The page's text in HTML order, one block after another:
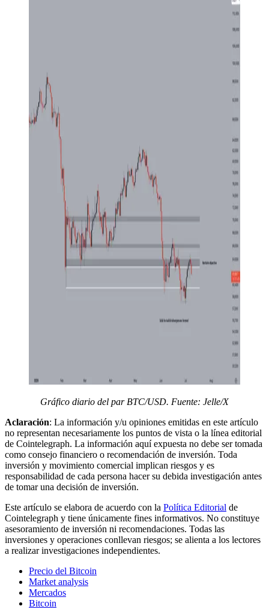
Gráfico diario del par BTC/USD. Fuente: Jelle/X
Aclaración: La información y/u opiniones emitidas en este artículo
no representan necesariamente los puntos de vista o la línea editorial
de Cointelegraph. La información aquí expuesta no debe ser tomada
como consejo financiero o recomendación de inversión. Toda
inversión y movimiento comercial implican riesgos y es
responsabilidad de cada persona hacer su debida investigación antes
de tomar una decisión de inversión.
Este artículo se elabora de acuerdo con la Política Editorial de
Cointelegraph y tiene únicamente fines informativos. No constituye
asesoramiento de inversión ni recomendaciones. Todas las
inversiones y operaciones conllevan riesgos; se alienta a los lectores
a realizar investigaciones independientes.
Precio del Bitcoin
Market analysis
Mercados
Bitcoin